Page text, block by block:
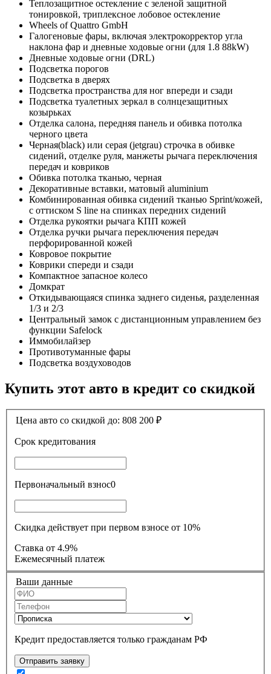
Теплозащитное остекление с зеленой защитной
тонировкой, триплексное лобовое остекление
Wheels of Quattro GmbH
Галогеновые фары, включая электрокорректор угла
наклона фар и дневные ходовые огни (для 1.8 88kW)
Дневные ходовые огни (DRL)
Подсветка порогов
Подсветка в дверях
Подсветка пространства для ног впереди и сзади
Подсветка туалетных зеркал в солнцезащитных
козырьках
Отделка салона, передняя панель и обивка потолка
черного цвета
Черная(black) или серая (jetgrau) строчка в обивке
сидений, отделке руля, манжеты рычага переключения
передач и ковриков
Обивка потолка тканью, черная
Декоративные вставки, матовый aluminium
Комбинированная обивка сидений тканью Sprint/кожей,
с оттиском S line на спинках передних сидений
Отделка рукоятки рычага КПП кожей
Отделка ручки рычага переключения передач
перфорированной кожей
Ковровое покрытие
Коврики спереди и сзади
Компактное запасное колесо
Домкрат
Откидывающаяся спинка заднего сиденья, разделенная
1/3 и 2/3
Центральный замок с дистанционным управлением без
функции Safelock
Иммобилайзер
Противотуманные фары
Подсветка воздуховодов
Купить этот авто в кредит со скидкой
Цена авто со скидкой до: 808 200 ₽
Срок кредитования
Первоначальный взнос0
Скидка действует при первом взносе от 10%
Ставка
от 4.9%
Ежемесячный платеж
Ваши данные
Кредит предоставляется только гражданам РФ
Отправить заявку